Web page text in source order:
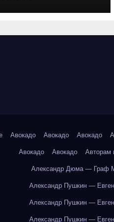
и
работ
Авокадо Авокадо Авокадо
Авокадо Авокадо Авторам
Александр Дюма — Граф
Александр Пушкин —
Александр Пушкин —
Александр Пушкин —